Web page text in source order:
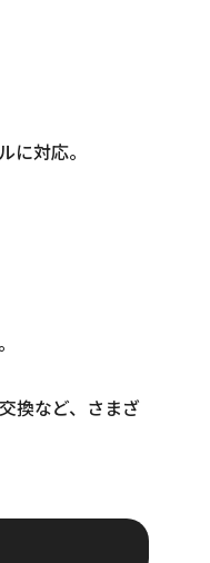
対応。
換など、さまざ